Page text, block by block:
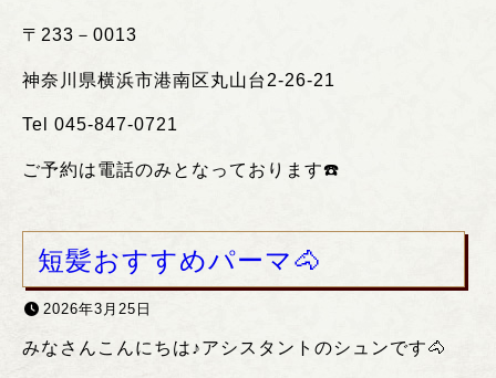
〒 233 － 0013
神奈川県横浜市港南区丸山台 2-26-21
Tel 045-847-0721
ご予約は電話のみとなっております☎️
短髪おすすめパーマ🐴
2026年3月25日
みなさんこんにちは♪アシスタントのシュンです🐴